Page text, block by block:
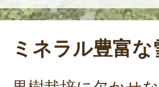
ミネラル豊富